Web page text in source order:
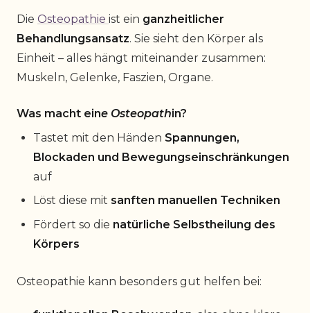
Die Osteopathie ist ein ganzheitlicher
Behandlungsansatz. Sie sieht den Körper als
Einheit – alles hängt miteinander zusammen:
Muskeln, Gelenke, Faszien, Organe.
Was macht eine Osteopathin?
Tastet mit den Händen Spannungen,
Blockaden und Bewegungseinschränkungen
auf
Löst diese mit sanften manuellen Techniken
Fördert so die natürliche Selbstheilung des
Körpers
Osteopathie kann besonders gut helfen bei: